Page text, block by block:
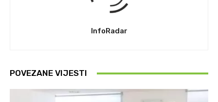
InfoRadar
POVEZANE VIJESTI